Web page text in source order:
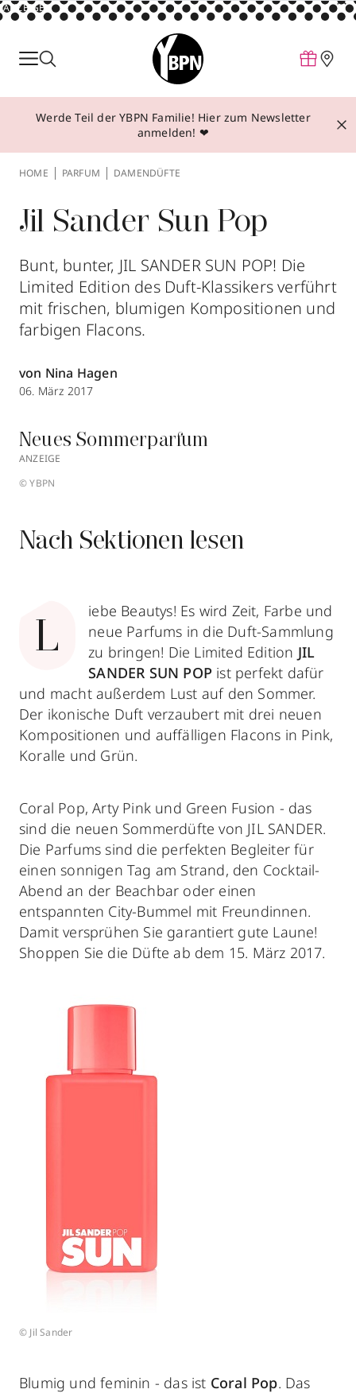
ANZEIGE
Parfum
Make-up
Behandlungen
Über YBPN
Aktionen
Storefinder
Werde Teil der YBPN Familie! Hier zum Newsletter
anmelden! ❤
HOME PARFUM DAMENDÜFTE
Jil Sander Sun Pop
Bunt, bunter, JIL SANDER SUN POP! Die
Limited Edition des Duft-Klassikers verführt
mit frischen, blumigen Kompositionen und
farbigen Flacons.
von Nina Hagen
06. März 2017
Neues Sommerparfum
ANZEIGE
© YBPN
Nach Sektionen lesen
L
iebe Beautys! Es wird Zeit, Farbe und
neue Parfums in die Duft-Sammlung
zu bringen! Die Limited Edition JIL
SANDER SUN POP ist perfekt dafür
und macht außerdem Lust auf den Sommer.
Der ikonische Duft verzaubert mit drei neuen
Kompositionen und auffälligen Flacons in Pink,
Koralle und Grün.
Coral Pop, Arty Pink und Green Fusion - das
sind die neuen Sommerdüfte von JIL SANDER.
Die Parfums sind die perfekten Begleiter für
einen sonnigen Tag am Strand, den Cocktail-
Abend an der Beachbar oder einen
entspannten City-Bummel mit Freundinnen.
Damit versprühen Sie garantiert gute Laune!
Shoppen Sie die Düfte ab dem 15. März 2017.
© Jil Sander
Blumig und feminin - das ist Coral Pop. Das